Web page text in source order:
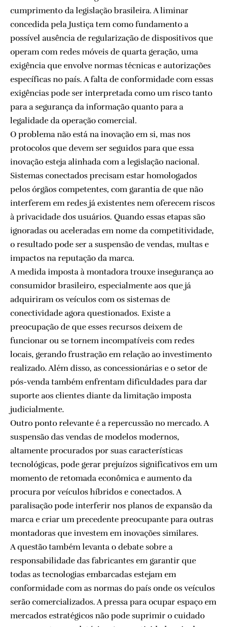
cumprimento da legislação brasileira. A liminar
concedida pela Justiça tem como fundamento a
possível ausência de regularização de dispositivos que
operam com redes móveis de quarta geração, uma
exigência que envolve normas técnicas e autorizações
específicas no país. A falta de conformidade com essas
exigências pode ser interpretada como um risco tanto
para a segurança da informação quanto para a
legalidade da operação comercial.
O problema não está na inovação em si, mas nos
protocolos que devem ser seguidos para que essa
inovação esteja alinhada com a legislação nacional.
Sistemas conectados precisam estar homologados
pelos órgãos competentes, com garantia de que não
interferem em redes já existentes nem oferecem riscos
à privacidade dos usuários. Quando essas etapas são
ignoradas ou aceleradas em nome da competitividade,
o resultado pode ser a suspensão de vendas, multas e
impactos na reputação da marca.
A medida imposta à montadora trouxe insegurança ao
consumidor brasileiro, especialmente aos que já
adquiriram os veículos com os sistemas de
conectividade agora questionados. Existe a
preocupação de que esses recursos deixem de
funcionar ou se tornem incompatíveis com redes
locais, gerando frustração em relação ao investimento
realizado. Além disso, as concessionárias e o setor de
pós-venda também enfrentam dificuldades para dar
suporte aos clientes diante da limitação imposta
judicialmente.
Outro ponto relevante é a repercussão no mercado. A
suspensão das vendas de modelos modernos,
altamente procurados por suas características
tecnológicas, pode gerar prejuízos significativos em um
momento de retomada econômica e aumento da
procura por veículos híbridos e conectados. A
paralisação pode interferir nos planos de expansão da
marca e criar um precedente preocupante para outras
montadoras que investem em inovações similares.
A questão também levanta o debate sobre a
responsabilidade das fabricantes em garantir que
todas as tecnologias embarcadas estejam em
conformidade com as normas do país onde os veículos
serão comercializados. A pressa para ocupar espaço em
mercados estratégicos não pode suprimir o cuidado